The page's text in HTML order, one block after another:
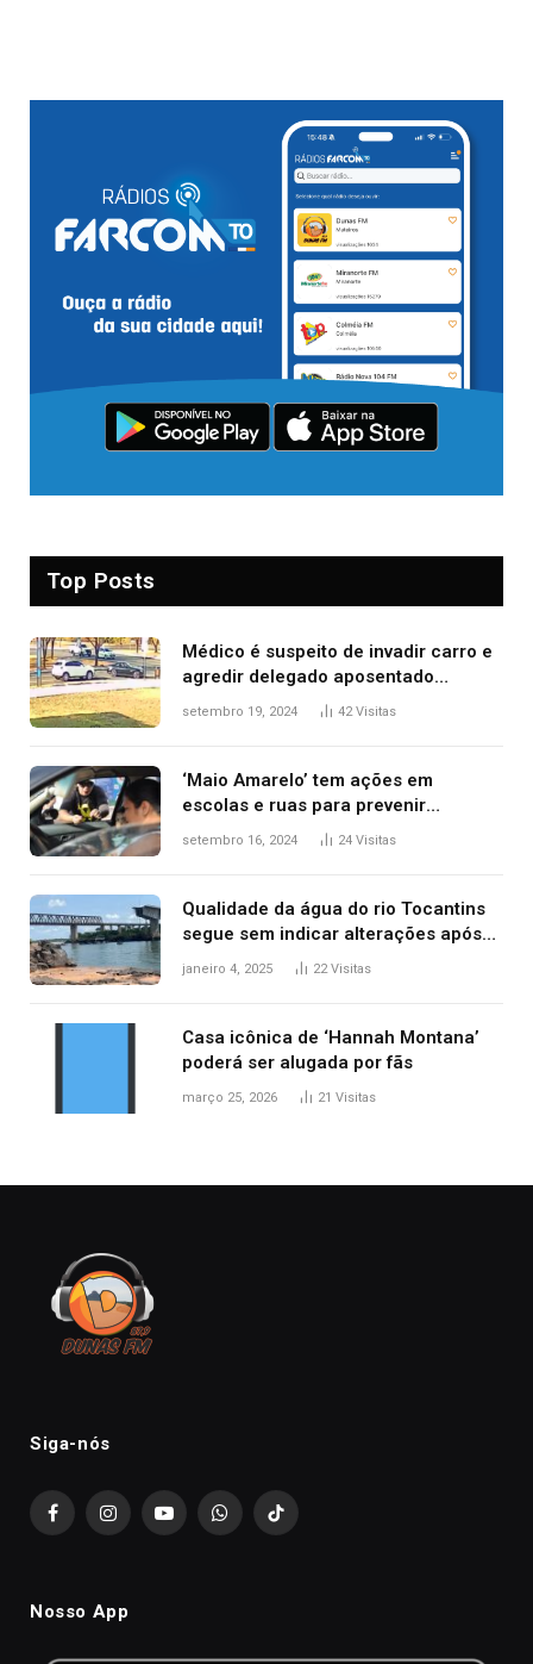
Top Posts
Médico é suspeito de invadir carro e
agredir delegado aposentado
durante confusão no trânsito
setembro 19, 2024 42Visitas
‘Maio Amarelo’ tem ações em
escolas e ruas para prevenir
acidentes no trânsito no AP
setembro 16, 2024 24 Visitas
Qualidade da água do rio Tocantins
segue sem indicar alterações após
desabamento da ponte entre MA e
janeiro 4, 2025 22Visitas
Casa icônica de ‘Hannah Montana’
poderá ser alugada por fãs
março 25, 2026 21 Visitas
Siga-nós
FacebookInstagramYouTubeWhatsAppTikTok
Nosso App